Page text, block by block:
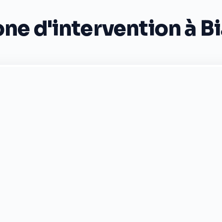
d'intervention à